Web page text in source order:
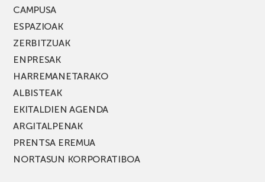
CAMPUSA
ESPAZIOAK
ZERBITZUAK
ENPRESAK
HARREMANETARAKO
ALBISTEAK
EKITALDIEN AGENDA
ARGITALPENAK
PRENTSA EREMUA
NORTASUN KORPORATIBOA